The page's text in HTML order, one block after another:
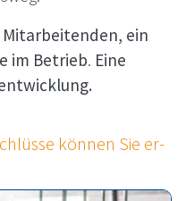
ein
im Betrieb. Eine
kön­nen Sie er­